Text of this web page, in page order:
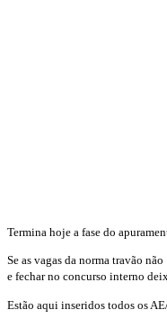
Termina hoje a fase do
Se as vagas da norma travão
e fechar no concurso interno
Estão aqui inseridos todos os